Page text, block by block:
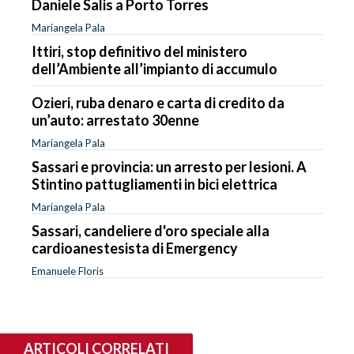
Daniele Salis a Porto Torres
Mariangela Pala
Ittiri, stop definitivo del ministero
dell’Ambiente all’impianto di accumulo
Ozieri, ruba denaro e carta di credito da
un’auto: arrestato 30enne
Mariangela Pala
Sassari e provincia: un arresto per lesioni. A
Stintino pattugliamenti in bici elettrica
Mariangela Pala
Sassari, candeliere d'oro speciale alla
cardioanestesista di Emergency
Emanuele Floris
ARTICOLI CORRELATI